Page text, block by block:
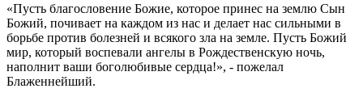
«Пусть благословение Божие, которое принес на землю Сын
Божий, почивает на каждом из нас и делает нас сильными в
борьбе против болезней и всякого зла на земле. Пусть Божий
мир, который воспевали ангелы в Рождественскую ночь,
наполнит ваши боголюбивые сердца!», - пожелал
Блаженнейший.